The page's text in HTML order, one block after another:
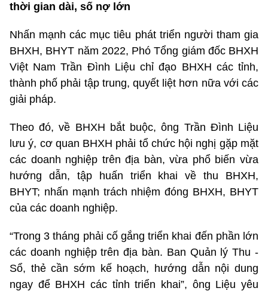
thời gian dài, số nợ lớn
Nhấn mạnh các mục tiêu phát triển người tham gia
BHXH, BHYT năm 2022, Phó Tổng giám đốc BHXH
Việt Nam Trần Đình Liệu chỉ đạo BHXH các tỉnh,
thành phố phải tập trung, quyết liệt hơn nữa với các
giải pháp.
Theo đó, về BHXH bắt buộc, ông Trần Đình Liệu
lưu ý, cơ quan BHXH phải tổ chức hội nghị gặp mặt
các doanh nghiệp trên địa bàn, vừa phổ biến vừa
hướng dẫn, tập huấn triển khai về thu BHXH,
BHYT; nhấn mạnh trách nhiệm đóng BHXH, BHYT
của các doanh nghiệp.
“Trong 3 tháng phải cố gắng triển khai đến phần lớn
các doanh nghiệp trên địa bàn. Ban Quản lý Thu -
Sổ, thẻ cần sớm kế hoạch, hướng dẫn nội dung
ngay để BHXH các tỉnh triển khai”, ông Liệu yêu